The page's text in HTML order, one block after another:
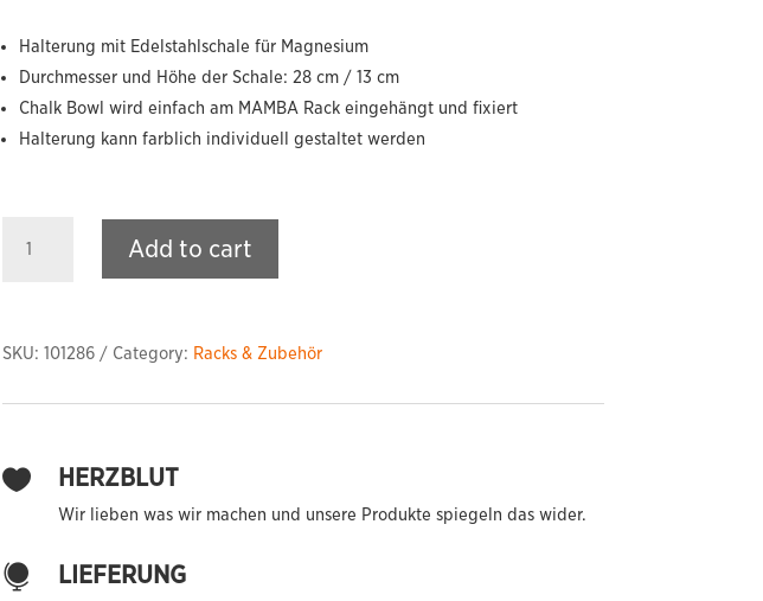
Halterung mit Edelstahlschale für Magnesium
Durchmesser und Höhe der Schale: 28 cm / 13 cm
Chalk Bowl wird einfach am MAMBA Rack eingehängt und fixiert
Halterung kann farblich individuell gestaltet werden
Chalk
Add to cart
SKU: 101286 Category: Racks & Zubehör
 HERZBLUT
Wir lieben was wir machen und unsere Produkte spiegeln das wider.
 LIEFERUNG